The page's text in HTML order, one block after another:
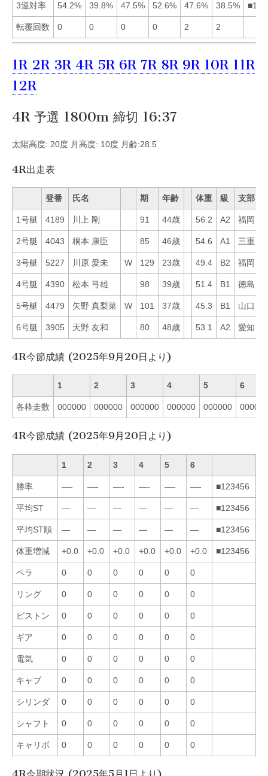
3連対率 54.2% 39.8% 47.5% 52.6% 47.6% 38.5%
転覆回数 0 0 0 0 2 2
1R 2R 3R 4R 5R 6R 7R 8R 9R 10R 11R
12R
4R 予選 1800m 締切 16:37
太陽高度: 20度 月高度: 10度 月齢:28.5
4R出走表
登番 氏名 期 年齢 体重 級 支部
1号艇 4189 川上 剛 91 44歳 56.2 A2 福岡
2号艇 4043 桐本 康臣 85 46歳 54.6 A1 三重
3号艇 5227 川原 愛未 W 129 23歳 49.4 B2 福岡
4号艇 4390 松本 弓雄 98 39歳 51.4 B1 徳島
5号艇 4479 矢野 真梨菜 W 101 37歳 45.3 B1 山口
6号艇 3905 天野 友和 80 48歳 53.1 A2 愛知
4R今節成績 (2025年9月20日より)
1 2 3 4 5 6
各枠走数 000000 000000 000000 000000 000000 000000
4R今節成績 (2025年9月20日より)
1 2 3 4 5 6
勝率 —- —- —- —- —- —- ■123456
平均ST — — — — — — ■123456
平均ST順 — — — — — — ■123456
体重増減 +0.0 +0.0 +0.0 +0.0 +0.0 +0.0 ■123456
ペラ 0 0 0 0 0 0
リング 0 0 0 0 0 0
ピストン 0 0 0 0 0 0
ギア 0 0 0 0 0 0
電気 0 0 0 0 0 0
キャブ 0 0 0 0 0 0
シリンダ 0 0 0 0 0 0
シャフト 0 0 0 0 0 0
キャリボ 0 0 0 0 0 0